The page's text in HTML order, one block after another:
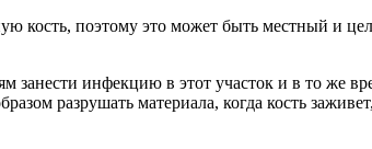
кость, поэтому это может быть местный и
инфекцию в этот участок и в то же
разрушать материала, когда кость